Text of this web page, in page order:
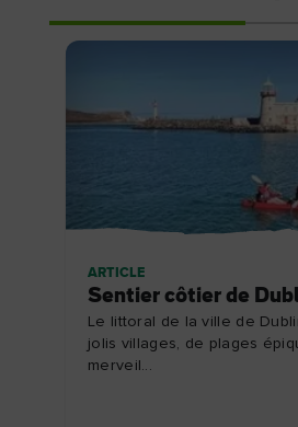
ARTICLE
Sentier côtier de
Le littoral de la ville de
jolis villages, de plages
merveil...